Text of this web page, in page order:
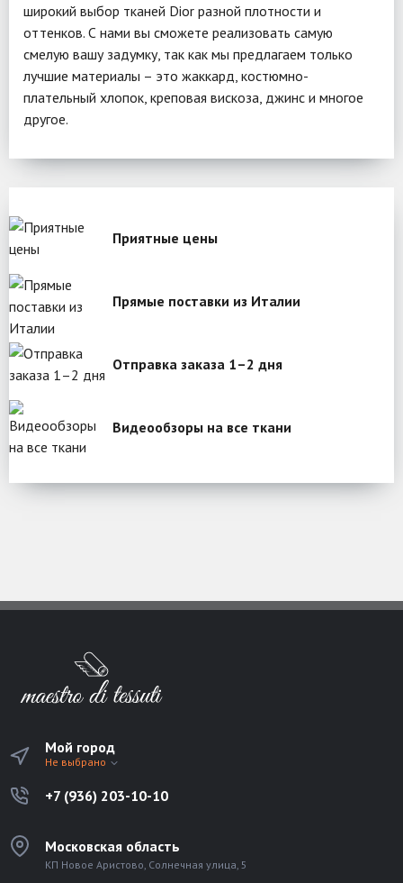
широкий выбор тканей Dior разной плотности и
оттенков. С нами вы сможете реализовать самую
смелую вашу задумку, так как мы предлагаем только
лучшие материалы – это жаккард, костюмно-
плательный хлопок, креповая вискоза, джинс и многое
другое.
Приятные цены
Прямые поставки из Италии
Отправка заказа 1–2 дня
Видеообзоры на все ткани
Мой город
Не выбрано
+7 (936) 203-10-10
Московская область
КП Новое Аристово, Солнечная улица, 5